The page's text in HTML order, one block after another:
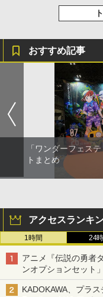
おすすめ記事
「ワンダーフェス
トまとめ
アクセスランキ
1時間 24
アニメ『伝説の勇者
ンオプションセット
KADOKAWA、プラ